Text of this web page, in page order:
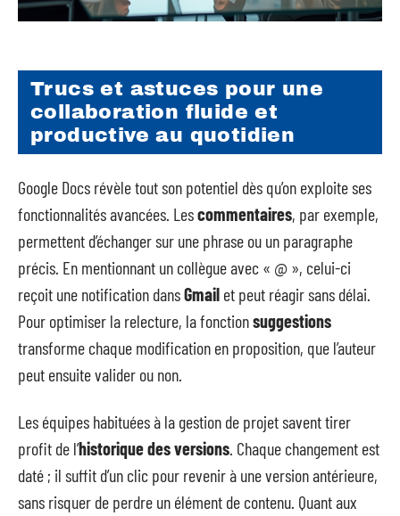
Trucs et astuces pour une
collaboration fluide et
productive au quotidien
Google Docs révèle tout son potentiel dès qu’on exploite ses
fonctionnalités avancées. Lescommentaires, par exemple,
permettent d’échanger sur une phrase ou un paragraphe
précis. En mentionnant un collègue avec « @ », celui-ci
reçoit une notification dansGmail et peut réagir sans délai.
Pour optimiser la relecture, la fonctionsuggestions
transforme chaque modification en proposition, que l’auteur
peut ensuite valider ou non.
Les équipes habituées à la gestion de projet savent tirer
profit de l’historique des versions . Chaque changement est
daté ; il suffit d’un clic pour revenir à une version antérieure,
sans risquer de perdre un élément de contenu. Quant aux